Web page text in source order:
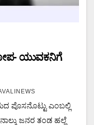
ಯುವಕನಿಗೆ
ಪೊಸನೊಟ್ಟು ಎಂಬಲ್ಲಿ
ಜನರ ತಂಡ ಹಲ್ಲೆ